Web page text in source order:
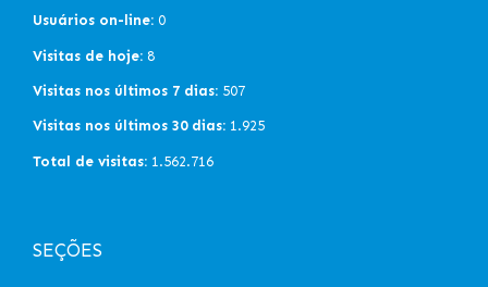
Usuários on-line: 0
Visitas de hoje: 8
Visitas nos últimos 7 dias: 507
Visitas nos últimos 30 dias: 1.925
Total de visitas: 1.562.716
SEÇÕES